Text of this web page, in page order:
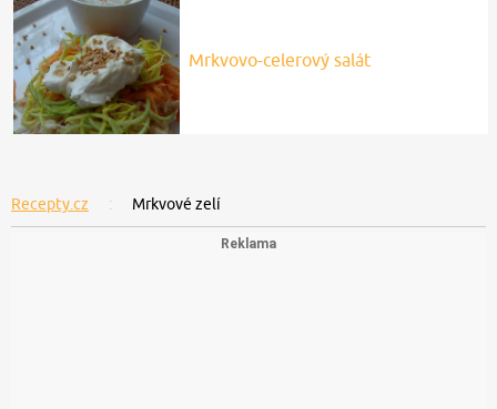
Mrkvovo-celerový salát
Recepty.cz Mrkvové zelí